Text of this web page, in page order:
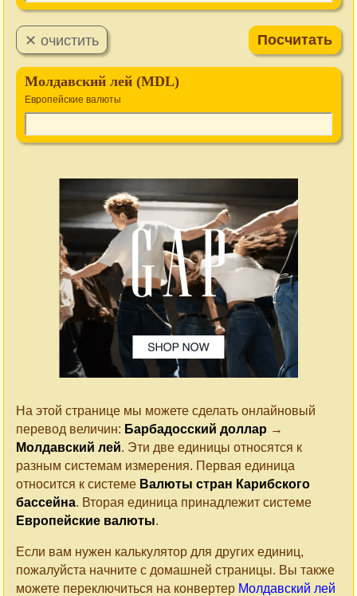
Молдавский лей (MDL)
Европейские валюты
На этой странице мы можете сделать онлайновый
перевод величин: Барбадосский доллар →
Молдавский лей. Эти две единицы относятся к
разным системам измерения. Первая единица
относится к системе Валюты стран Карибского
бассейна. Вторая единица принадлежит системе
Европейские валюты.
Если вам нужен калькулятор для других единиц,
пожалуйста начните с домашней страницы. Вы также
можете переключиться на конвертер Молдавский лей